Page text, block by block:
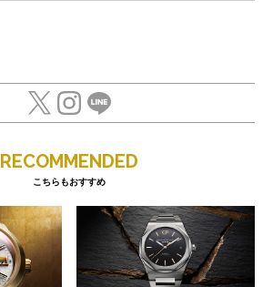
RECOMMENDED
こちらもおすすめ